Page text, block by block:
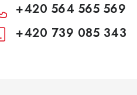
+420 564 565 569
+420 739 085 343